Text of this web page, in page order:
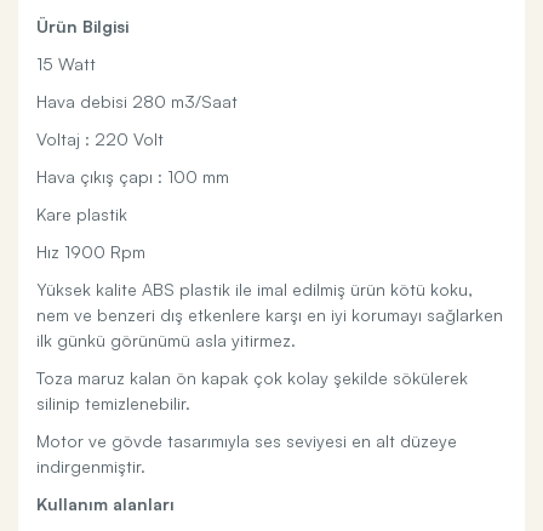
Ürün Bilgisi
15 Watt
Hava debisi 280 m3/Saat
Voltaj : 220 Volt
Hava çıkış çapı : 100 mm
Kare plastik
Hız 1900 Rpm
Yüksek kalite ABS plastik ile imal edilmiş ürün kötü koku,
nem ve benzeri dış etkenlere karşı en iyi korumayı sağlarken
ilk günkü görünümü asla yitirmez.
Toza maruz kalan ön kapak çok kolay şekilde sökülerek
silinip temizlenebilir.
Motor ve gövde tasarımıyla ses seviyesi en alt düzeye
indirgenmiştir.
Kullanım alanları